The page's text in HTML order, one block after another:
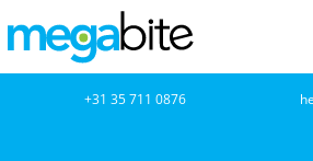
naar
inhoud
+31 35 711 0876